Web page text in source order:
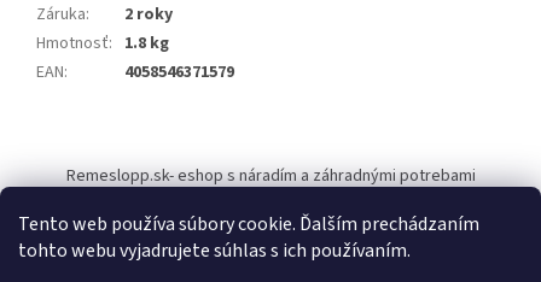
Tento web používa súbory cookie. Ďalším prechádzaním
tohto webu vyjadrujete súhlas s ich používaním.
Záruka:
2 roky
Hmotnosť: 1.8 kg
EAN: 4058546371579
p
Remeslopp.sk- eshop s náradím a záhradnými potrebami